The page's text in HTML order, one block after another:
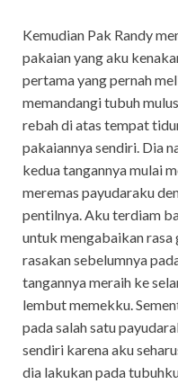
Kemudian Pak Randy
pakaian yang aku
pertama yang pernah
memandangi tubuh
rebah di atas tempat
pakaiannya sendiri. Dia
kedua tangannya mulai
meremas payudaraku
pentilnya. Aku terdiam
untuk mengabaikan
rasakan sebelumnya
tangannya meraih ke
lembut memekku.
pada salah satu
sendiri karena aku
dia lakukan pada